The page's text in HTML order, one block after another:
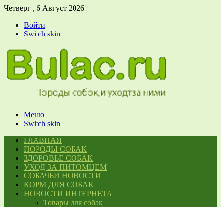
Четверг , 6 Август 2026
Войти
Switch skin
Меню
Switch skin
ГЛАВНАЯ
ПОРОДЫ СОБАК
ЗДОРОВЬЕ СОБАК
УХОД ЗА ПИТОМЦЕМ
СОБАЧЬИ НОВОСТИ
КОРМ ДЛЯ СОБАК
НОВОСТИ ИНТЕРНЕТА
Товары для собак